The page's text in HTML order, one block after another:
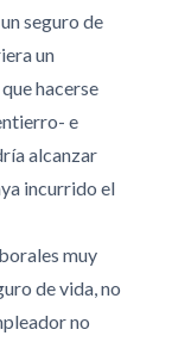
seguro de
un
hacerse
e
alcanzar
incurrido el
muy
de vida, no
no